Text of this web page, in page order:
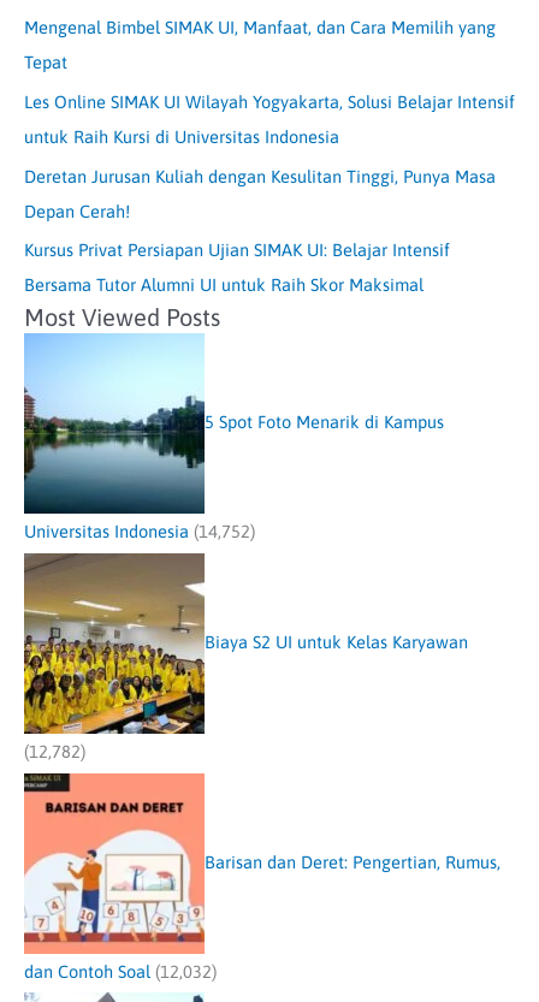
Mengenal Bimbel SIMAK UI, Manfaat, dan Cara Memilih yang
Tepat
Les Online SIMAK UI Wilayah Yogyakarta, Solusi Belajar Intensif
untuk Raih Kursi di Universitas Indonesia
Deretan Jurusan Kuliah dengan Kesulitan Tinggi, Punya Masa
Depan Cerah!
Kursus Privat Persiapan Ujian SIMAK UI: Belajar Intensif
Bersama Tutor Alumni UI untuk Raih Skor Maksimal
Most Viewed Posts
5 Spot Foto Menarik di Kampus
Universitas Indonesia (14,752)
Biaya S2 UI untuk Kelas Karyawan
(12,782)
Barisan dan Deret: Pengertian, Rumus,
dan Contoh Soal (12,032)